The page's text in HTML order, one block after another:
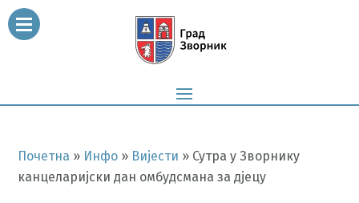
Почетна » Инфо » Вијести » Сутра у Зворнику
канцеларијски дан омбудсмана за дјецу